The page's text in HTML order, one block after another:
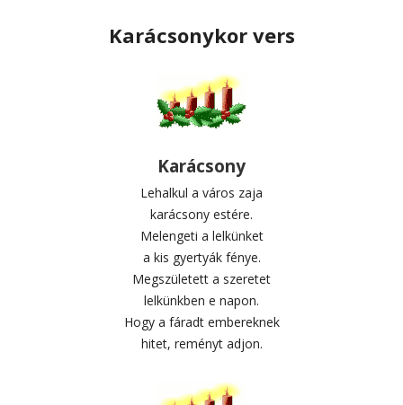
Karácsonykor vers
Karácsony
Lehalkul a város zaja
karácsony estére.
Melengeti a lelkünket
a kis gyertyák fénye.
Megszületett a szeretet
lelkünkben e napon.
Hogy a fáradt embereknek
hitet, reményt adjon.